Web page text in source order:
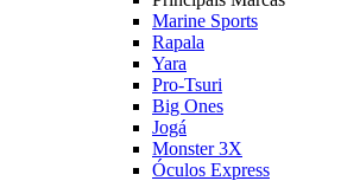
Marine Sports
Rapala
Yara
Pro-Tsuri
Big Ones
Jogá
Monster 3X
Óculos Express